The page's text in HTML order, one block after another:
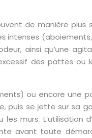
de manière plus
intenses
ainsi qu’une
des pattes ou
ou encore une
puis se jette sur sa
murs. L’utilisation
avant toute